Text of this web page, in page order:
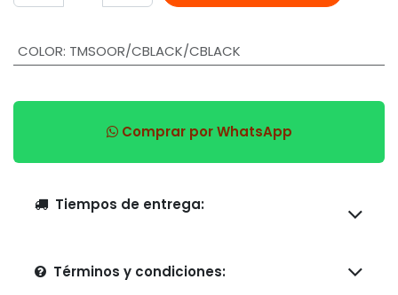
COLOR: TMSOOR/CBLACK/CBLACK
Comprar por WhatsApp
Tiempos de entrega:
Términos y condiciones: